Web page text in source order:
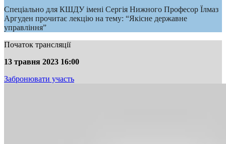
Спеціально для КШДУ імені Сергія Нижного Професор Їлмаз
Аргуден прочитає лекцію на тему: “Якісне державне
управління”
Початок трансляції
13 травня 2023 16:00
Забронювати участь